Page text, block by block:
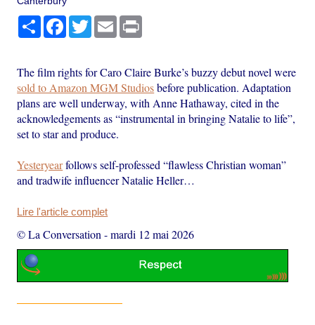
PartagerFacebook
TwitterEmail
The film rights for Caro Claire Burke’s buzzy debut novel were
sold to Amazon MGM Studiosbefore publication. Adaptation
plans are well underway, with Anne Hathaway, cited in the
acknowledgements as “instrumental in bringing Natalie to life”,
set to star and produce.
Yesteryearfollows self-professed “flawless Christian woman”
and tradwife influencer Natalie Heller…
Lire l'article complet
© La Conversation -mardi 12 mai 2026